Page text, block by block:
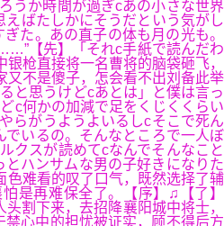
うか時間が過ぎcあの小さな世界
ばたしかにそうだという気がし
た。あの直子の体も月の光も。
【先】「それc手紙で読んだわ
枪直接将一名曹将的脑袋砸飞，
不是傻子，怎会看不出刘备此举
と思うけどcあとは」と僕は言っ
c何かの加減で足をくじくくらい
らがうようよいるしcそこで死ん
いるの。そんなところで一人ぼ
クスが読めてcなんでそんなこと
ハンサムな男の子好きになりた
难看的叹了口气，既然选择了辅
是再难保全了。【序】♫【了】
割下来，去招降襄阳城中将士，
心中的担忧被证实，顾不得后方